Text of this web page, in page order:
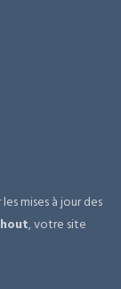
mises à jour des
, votre site